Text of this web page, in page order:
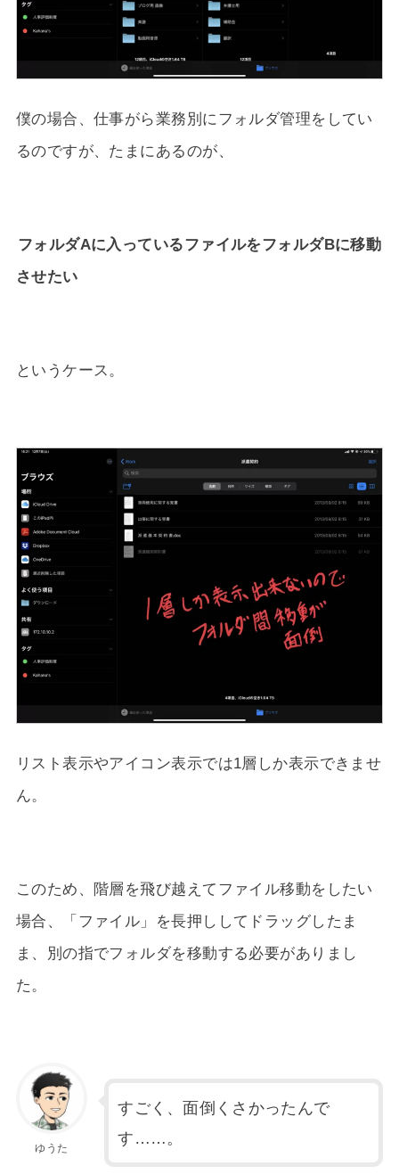
僕の場合、仕事がら業務別にフォルダ管理をしてい
るのですが、たまにあるのが、
フォルダAに入っているファイルをフォルダBに移動
させたい
というケース。
リスト表示やアイコン表示では1層しか表示できませ
ん。
このため、階層を飛び越えてファイル移動をしたい
場合、「ファイル」を長押ししてドラッグしたま
ま、別の指でフォルダを移動する必要がありまし
た。
ゆうた
すごく、面倒くさかったんで
す……。